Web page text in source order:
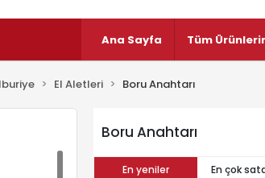
Ana Sayfa Tüm
El Aletleri Boru Anahtarı
Boru Anahtarı
En yeniler En çok